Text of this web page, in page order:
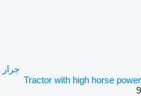
Tractor with high horse power
9